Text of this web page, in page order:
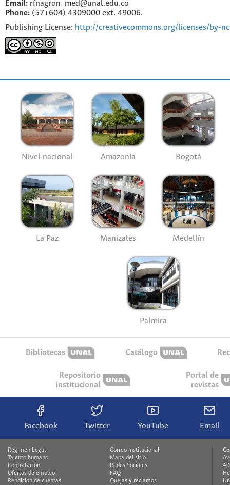
Email: rfnagron_med@unal.edu.co
Phone: (57+604) 4309000 ext. 49006.
Publishing License: http://creativecommons.org/licenses/by-
Nivel nacional Amazonía Bogotá
La Paz Manizales Medellín
Palmira
Bibliotecas Catálogo
Repositorio
institucional
Portal de
revistas
Facebook Twitter YouTube Email
Régimen Legal
Talento humano
Contratación
Ofertas de empleo
Rendición de cuentas
Correo institucional
Mapa del sitio
Redes Sociales
FAQ
Quejas y reclamos